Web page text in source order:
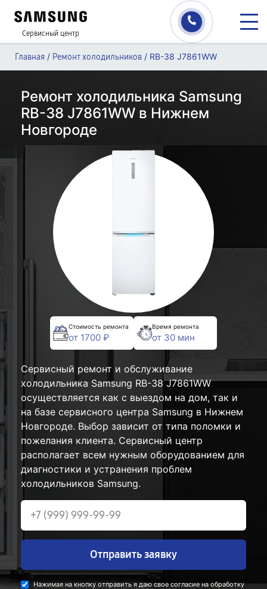
Сервисный центр
Главная / Ремонт холодильников / RB-38 J7861WW
Ремонт холодильника Samsung
RB-38 J7861WW в Нижнем
Новгороде
Стоимость ремонта
от 1700 ₽
Время ремонта
от 30 мин
Сервисный ремонт и обслуживание
холодильника Samsung RB-38 J7861WW
осуществляется как с выездом на дом, так и
на базе сервисного центра Samsung в Нижнем
Новгороде. Выбор зависит от типа поломки и
пожелания клиента. Сервисный центр
располагает всем нужным оборудованием для
диагностики и устранения проблем
холодильников Samsung.
Отправить заявку
Нажимая на кнопку отправить я даю свое согласие на обработку